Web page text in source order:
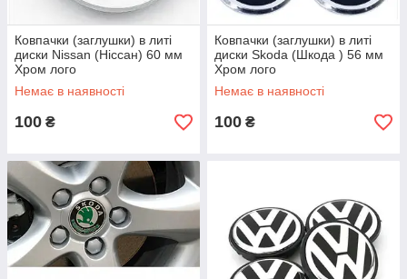
Ковпачки (заглушки) в литі
диски Nissan (Ніссан) 60 мм
Хром лого
Немає в наявності
100 ₴
Ковпачки (заглушки) в литі
диски Skoda (Шкода ) 56 мм
Хром лого
Немає в наявності
100 ₴